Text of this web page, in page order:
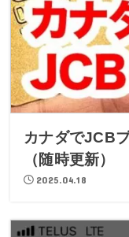
カナダでJCB
（随時更新）
2025.04.18